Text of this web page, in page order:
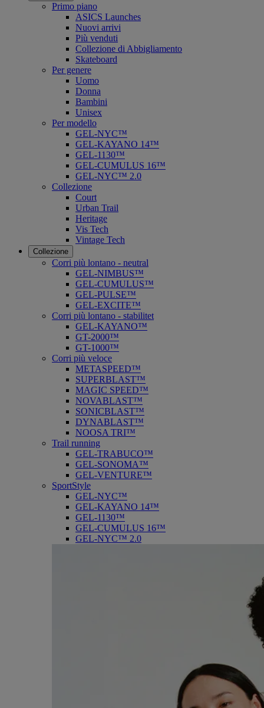
Primo piano
ASICS Launches
Nuovi arrivi
Più venduti
Collezione di Abbigliamento
Skateboard
Per genere
Uomo
Donna
Bambini
Unisex
Per modello
GEL-NYC™
GEL-KAYANO 14™
GEL-1130™
GEL-CUMULUS 16™
GEL-NYC™ 2.0
Collezione
Court
Urban Trail
Heritage
Vis Tech
Vintage Tech
Collezione
Corri più lontano - neutral
GEL-NIMBUS™
GEL-CUMULUS™
GEL-PULSE™
GEL-EXCITE™
Corri più lontano - stabilitet
GEL-KAYANO™
GT-2000™
GT-1000™
Corri più veloce
METASPEED™
SUPERBLAST™
MAGIC SPEED™
NOVABLAST™
SONICBLAST™
DYNABLAST™
NOOSA TRI™
Trail running
GEL-TRABUCO™
GEL-SONOMA™
GEL-VENTURE™
SportStyle
GEL-NYC™
GEL-KAYANO 14™
GEL-1130™
GEL-CUMULUS 16™
GEL-NYC™ 2.0